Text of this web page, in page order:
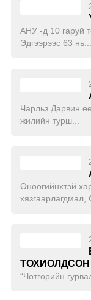
АНУ -д 10 гаруй
Эдгээрээс 63 нь...
Чарльз Дарвин
жилийн турш...
Өнөөгийнхтэй
хязгаарлагдмал,
ТОХИОЛДСОН
“Чөтгөрийн